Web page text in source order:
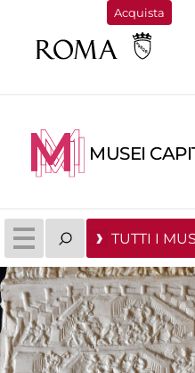
Acquista
MUSEI
TUTTI I